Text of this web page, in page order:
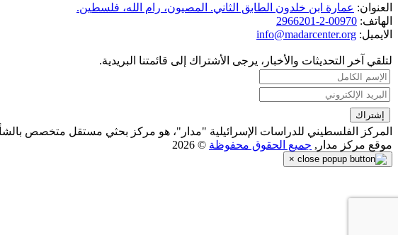
العنوان: عمارة ابن خلدون الطابق الثاني. المصيون، رام الله، فلسطين.
الهاتف: 00970-2-2966201
الايميل: info@madarcenter.org
لتلقي آخر التحديثات والأخبار، يرجى الأشتراك إلى قائمتنا البريدية.
المركز الفلسطيني للدراسات الإسرائيلية "مدار"، هو مركز بحثي مستقل متخصص
موقع مركز مدار, جميع الحقوق محفوظة © 2026
×